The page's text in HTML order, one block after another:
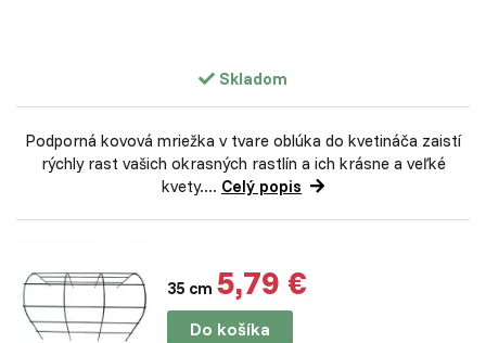
Skladom
Podporná kovová mriežka v tvare oblúka do kvetináča zaistí
rýchly rast vašich okrasných rastlín a ich krásne a veľké
kvety.... Celý popis
35 cm5,79 €
Do košíka